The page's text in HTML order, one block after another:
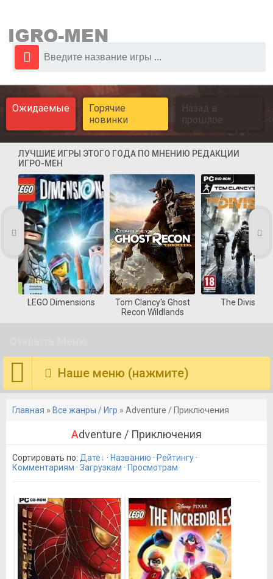
Ожидаемые
Горячие
новинки
Назад в
прошлое
ЛУЧШИЕ ИГРЫ ЭТОГО ГОДА ПО МНЕНИЮ РЕДАКЦИИ
ИГРО-МЕН
LEGO Dimensions
Tom Clancy's Ghost
Recon Wildlands
The Division
Наше меню (нажмите)
Главная » Все жанры / Игр » Adventure / Приключения
Adventure / Приключения
Сортировать по: Дате · Названию · Рейтингу ·
Комментариям · Загрузкам · Просмотрам